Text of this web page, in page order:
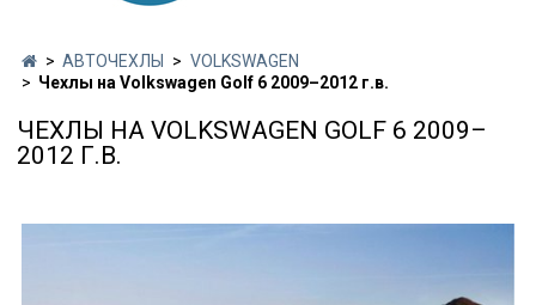
АВТОЧЕХЛЫ
VOLKSWAGEN
Чехлы на Volkswagen Golf 6 2009–2012 г.в.
ЧЕХЛЫ НА VOLKSWAGEN GOLF 6 2009–
2012 Г.В.